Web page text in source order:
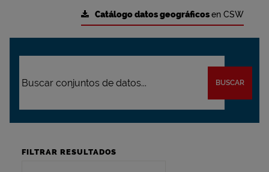
Catálogo datos geográficosen CSW
BUSCAR
FILTRAR RESULTADOS